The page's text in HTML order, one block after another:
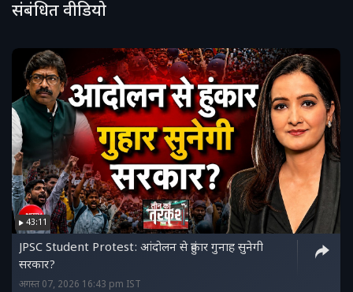
संबंधित वीडियो
43:11
JPSC Student Protest: आंदोलन से हुंकार गुनाह सुनेगी
सरकार?
अगस्त 07, 2026 16:43 pm IST